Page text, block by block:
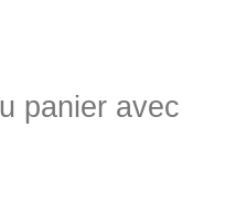
panier avec